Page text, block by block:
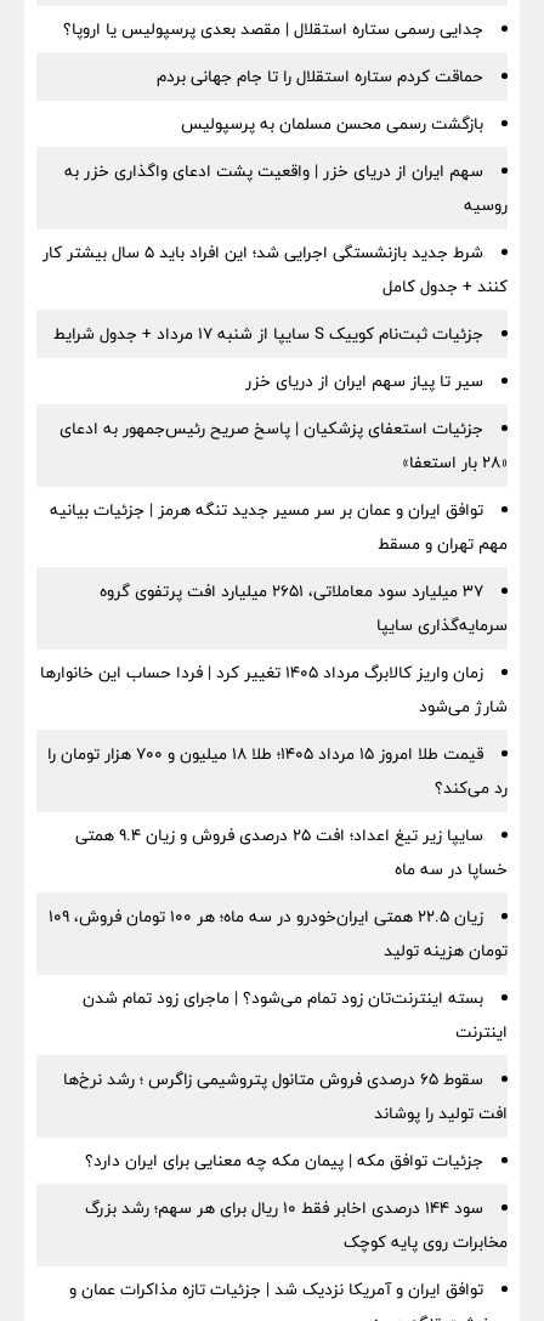
جدایی رسمی ستاره استقلال | مقصد بعدی پرسپولیس یا اروپا؟
حماقت کردم ستاره استقلال را تا جام جهانی بردم
بازگشت رسمی محسن مسلمان به پرسپولیس
سهم ایران از دریای خزر | واقعیت پشت ادعای واگذاری خزر به
روسیه
شرط جدید بازنشستگی اجرایی شد؛ این افراد باید ۵ سال بیشتر کار
کنند + جدول کامل
جزئیات ثبت‌نام کوییک S سایپا از شنبه ۱۷ مرداد + جدول شرایط
سیر تا پیاز سهم ایران از دریای خزر
جزئیات استعفای پزشکیان | پاسخ صریح رئیس‌جمهور به ادعای
«۲۸ بار استعفا»
توافق ایران و عمان بر سر مسیر جدید تنگه هرمز | جزئیات بیانیه
مهم تهران و مسقط
۳۷ میلیارد سود معاملاتی، ۲۶۵۱ میلیارد افت پرتفوی گروه
سرمایه‌گذاری سایپا
زمان واریز کالابرگ مرداد ۱۴۰۵ تغییر کرد | فردا حساب این خانوارها
شارژ می‌شود
قیمت طلا امروز ۱۵ مرداد ۱۴۰۵؛ طلا ۱۸ میلیون و ۷۰۰ هزار تومان را
رد می‌کند؟
سایپا زیر تیغ اعداد؛ افت ۲۵ درصدی فروش و زیان ۹.۴ همتی
خساپا در سه ماه
زیان ۲۲.۵ همتی ایران‌خودرو در سه ماه؛ هر ۱۰۰ تومان فروش، ۱۰۹
تومان هزینه تولید
بسته اینترنت‌تان زود تمام می‌شود؟ | ماجرای زود تمام شدن
اینترنت
سقوط ۶۵ درصدی فروش متانول پتروشیمی زاگرس ؛ رشد نرخ‌ها
افت تولید را پوشاند
جزئیات توافق مکه | پیمان مکه چه معنایی برای ایران دارد؟
سود ۱۴۴ درصدی اخابر فقط ۱۰ ریال برای هر سهم؛ رشد بزرگ
مخابرات روی پایه کوچک
توافق ایران و آمریکا نزدیک شد | جزئیات تازه مذاکرات عمان و